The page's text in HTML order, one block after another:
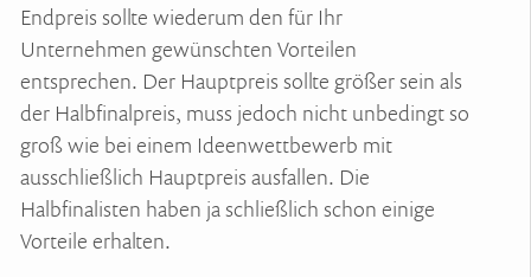
Endpreis sollte wiederum den für Ihr
Unternehmen gewünschten Vorteilen
entsprechen. Der Hauptpreis sollte größer sein als
der Halbfinalpreis, muss jedoch nicht unbedingt so
groß wie bei einem Ideenwettbewerb mit
ausschließlich Hauptpreis ausfallen. Die
Halbfinalisten haben ja schließlich schon einige
Vorteile erhalten.